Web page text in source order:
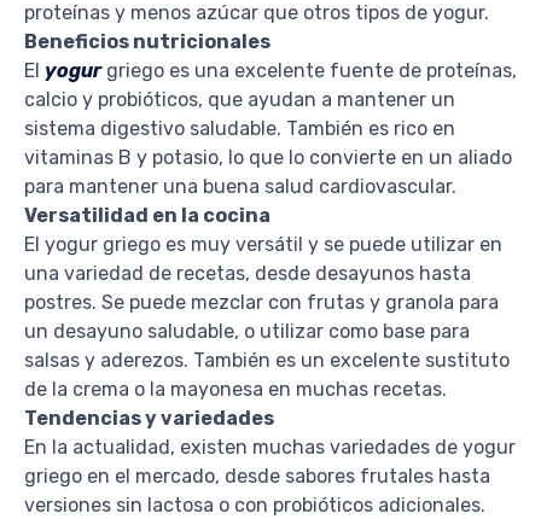
proteínas y menos azúcar que otros tipos de yogur.
Beneficios nutricionales
El yogurgriego es una excelente fuente de proteínas,
calcio y probióticos, que ayudan a mantener un
sistema digestivo saludable. También es rico en
vitaminas B y potasio, lo que lo convierte en un aliado
para mantener una buena salud cardiovascular.
Versatilidad en la cocina
El yogur griego es muy versátil y se puede utilizar en
una variedad de recetas, desde desayunos hasta
postres. Se puede mezclar con frutas y granola para
un desayuno saludable, o utilizar como base para
salsas y aderezos. También es un excelente sustituto
de la crema o la mayonesa en muchas recetas.
Tendencias y variedades
En la actualidad, existen muchas variedades de yogur
griego en el mercado, desde sabores frutales hasta
versiones sin lactosa o con probióticos adicionales.